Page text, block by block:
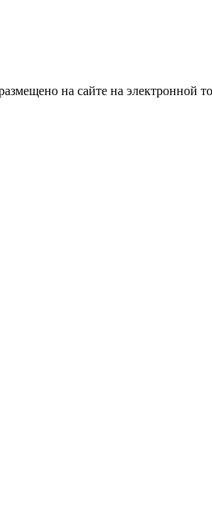
на сайте на электронной